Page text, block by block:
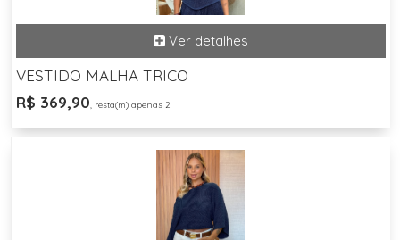
VESTIDO MALHA TRICO
R$ 369,90, resta(m) apenas 2